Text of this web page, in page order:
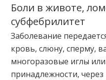
Боли в животе,
субфебрилитет
Заболевание
кровь, слюну, сперму,
многоразовые иглы
принадлежности,